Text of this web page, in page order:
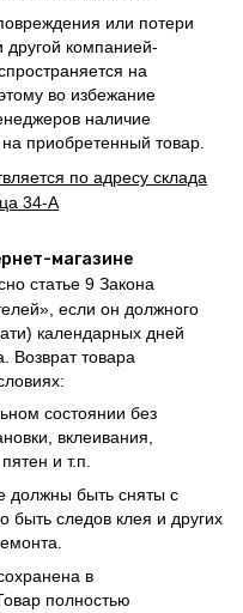
или потери
другой компанией-
на
во избежание
наличие
приобретенный товар.
по адресу склада
34-А
магазине
статье 9 Закона
если он должного
календарных дней
Возврат товара
состоянии без
вклеивания,
и т.п.
должны быть сняты с
быть следов клея и других
в
полностью